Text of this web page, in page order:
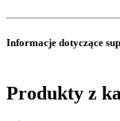
Informacje dotyczące
Produkty z